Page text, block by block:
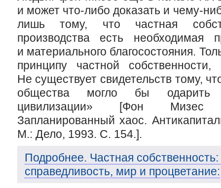
и может что-либо доказать и чему-
лишь тому, что частная
производства есть необходимая
и материального благосостояния.
принципу частной
Не существует свидетельств тому,
общества могло бы одарить
цивилизации» [Фон Мизес
Запланированный хаос.
М.: Дело, 1993. С. 154.].
Подробнее. Частная
справедливость, мир и процветание: